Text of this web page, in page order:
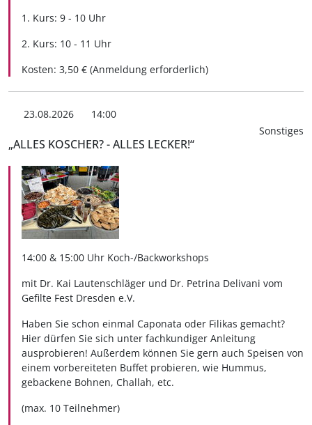
1. Kurs: 9 - 10 Uhr
2. Kurs: 10 - 11 Uhr
Kosten: 3,50 € (Anmeldung erforderlich)
23.08.2026
14:00
Sonstiges
„ALLES KOSCHER? - ALLES LECKER!“
14:00 & 15:00 Uhr Koch-/Backworkshops
mit Dr. Kai Lautenschläger und Dr. Petrina Delivani vom
Gefilte Fest Dresden e.V.
Haben Sie schon einmal Caponata oder Filikas gemacht?
Hier dürfen Sie sich unter fachkundiger Anleitung
ausprobieren! Außerdem können Sie gern auch Speisen von
einem vorbereiteten Buffet probieren, wie Hummus,
gebackene Bohnen, Challah, etc.
(max. 10 Teilnehmer)